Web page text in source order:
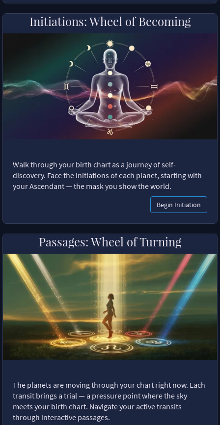
Initiations: Wheel of Becoming
Walk through your birth chart as a journey of self-
discovery. Face the initiations of each planet, starting with
your Ascendant — the mask you show the world.
Begin Initiation
Passages: Wheel of Turning
The planets are moving through your chart right now. Each
transit brings a trial — a pressure point where the sky
meets your birth chart. Navigate your active transits
through interactive passages.